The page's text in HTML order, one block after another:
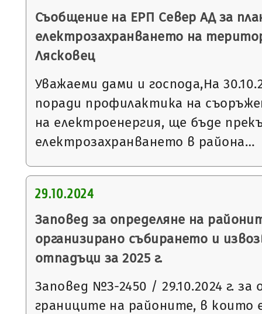
Съобщение на ЕРП Север АД за
електрозахранването на
Лясковец
Уважаеми дами и господа,На
поради профилактика на
на електроенергия, ще бъде
електрозахранването в района…
29.10.2024
Заповед за определяне на
организирано събирането и
отпадъци за 2025 г.
Заповед №З-2450 / 29.10.2024 г. за
границите на районите, в които